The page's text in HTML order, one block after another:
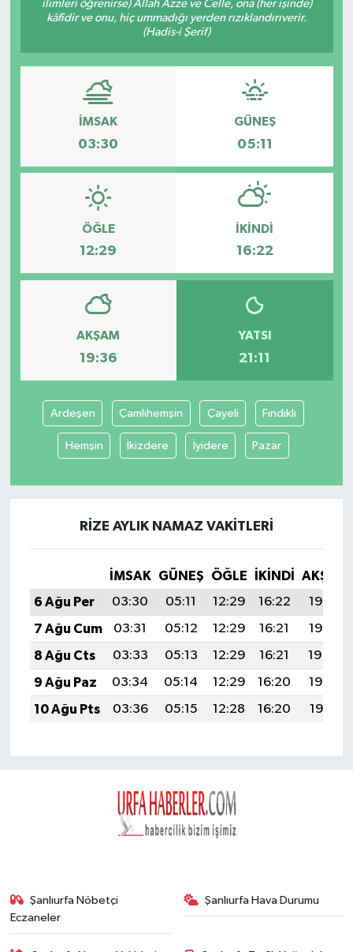
ilimleri öğrenirse) Allah Azze ve Celle, ona (her işinde)
kâfîdir ve onu, hiç ummadığı yerden rızıklandırıverir.
(Hadis-i Şerif)
İMSAK
03:30
GÜNEŞ
05:11
ÖĞLE
12:29
İKINDI
16:22
AKŞAM
19:36
YATSI
21:11
Ardeşen Çamlıhemşin Çayeli Fındıklı
Hemşin İkizdere İyidere Pazar
RIZE AYLIK NAMAZ VAKITLERI
İMSAK GÜNEŞ ÖĞLE İKINDI
AKŞAM
6 Ağu Per
03:30 05:11 12:29 16:22
19:36
7 Ağu Cum
03:31 05:12 12:29 16:21
19:35
8 Ağu Cts
03:33 05:13 12:29 16:21
19:34
9 Ağu Paz
03:34 05:14 12:29 16:20
19:33
10 Ağu Pts
03:36 05:15 12:28 16:20 19:31
Şanlıurfa Nöbetçi
Eczaneler
Şanlıurfa Hava Durumu